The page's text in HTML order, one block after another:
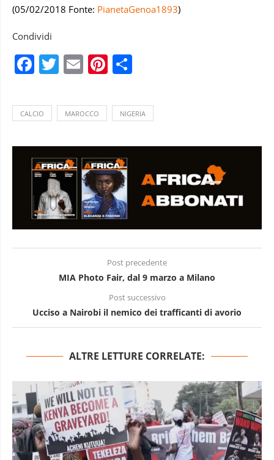
(05/02/2018 Fonte: PianetaGenoa1893)
Condividi
Facebook
Twitter
EmailPinterest
CALCIO MAROCCO NIGERIA
Post precedente
MIA Photo Fair, dal 9 marzo a Milano
Post successivo
Ucciso a Nairobi il nemico dei trafficanti di avorio
ALTRE LETTURE CORRELATE: